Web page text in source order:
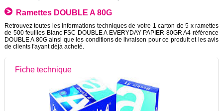
Ramettes DOUBLE A 80G
Retrouvez toutes les informations techniques de votre 1 carton de 5 x ramettes
de 500 feuilles Blanc FSC DOUBLE A EVERYDAY PAPIER 80GR A4 référence
DOUBLE A 80G ainsi que les conditions de livraison pour ce produit et les avis
de clients l'ayant déjà acheté.
Fiche technique